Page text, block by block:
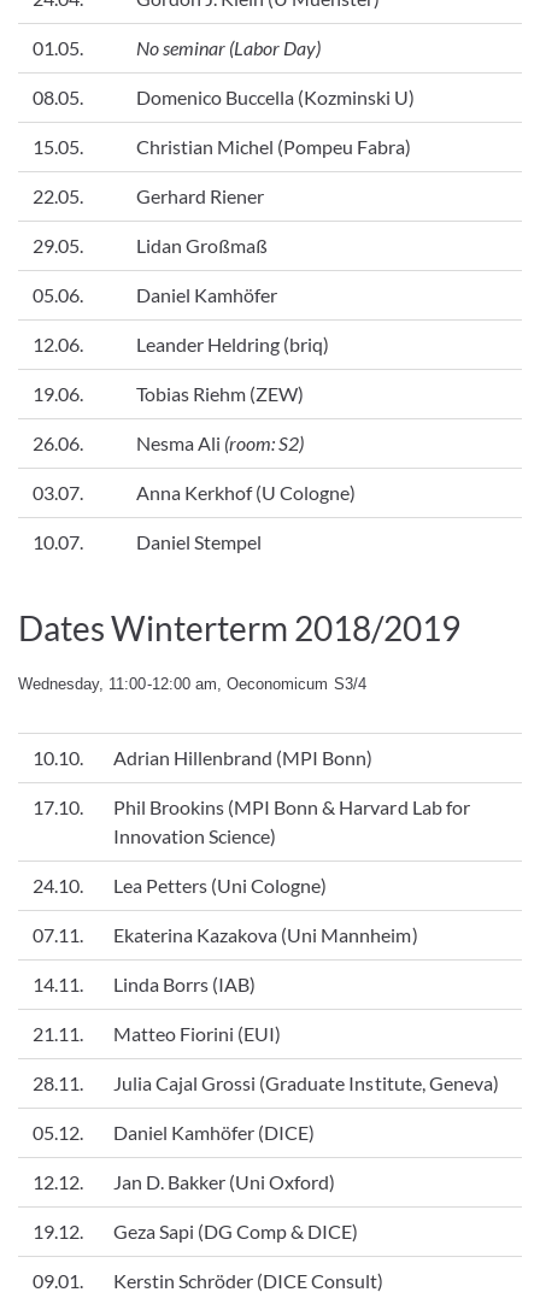
01.05. No seminar (Labor Day)
08.05. Domenico Buccella (Kozminski U)
15.05. Christian Michel (Pompeu Fabra)
22.05. Gerhard Riener
29.05. Lidan Großmaß
05.06. Daniel Kamhöfer
12.06. Leander Heldring (briq)
19.06. Tobias Riehm (ZEW)
26.06. Nesma Ali (room: S2)
03.07. Anna Kerkhof (U Cologne)
10.07. Daniel Stempel
Dates Winterterm 2018/2019
Wednesday, 11:00-12:00 am, Oeconomicum S3/4
10.10. Adrian Hillenbrand (MPI Bonn)
17.10.
Phil Brookins (MPI Bonn & Harvard Lab for
Innovation Science)
24.10. Lea Petters (Uni Cologne)
07.11. Ekaterina Kazakova (Uni Mannheim)
14.11. Linda Borrs (IAB)
21.11. Matteo Fiorini (EUI)
28.11. Julia Cajal Grossi (Graduate Institute, Geneva)
05.12. Daniel Kamhöfer (DICE)
12.12. Jan D. Bakker (Uni Oxford)
19.12. Geza Sapi (DG Comp & DICE)
09.01. Kerstin Schröder (DICE Consult)